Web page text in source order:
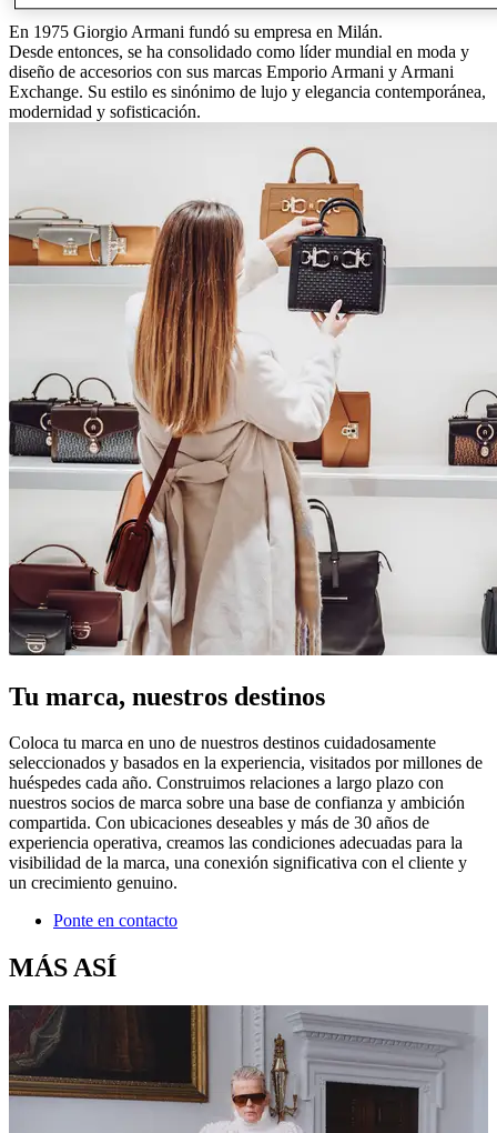
En 1975 Giorgio Armani fundó su empresa en Milán.
Desde entonces, se ha consolidado como líder mundial en moda y
diseño de accesorios con sus marcas Emporio Armani y Armani
Exchange. Su estilo es sinónimo de lujo y elegancia contemporánea,
modernidad y sofisticación.
Tu marca, nuestros destinos
Coloca tu marca en uno de nuestros destinos cuidadosamente
seleccionados y basados en la experiencia, visitados por millones de
huéspedes cada año. Construimos relaciones a largo plazo con
nuestros socios de marca sobre una base de confianza y ambición
compartida. Con ubicaciones deseables y más de 30 años de
experiencia operativa, creamos las condiciones adecuadas para la
visibilidad de la marca, una conexión significativa con el cliente y
un crecimiento genuino.
Ponte en contacto
MÁS ASÍ